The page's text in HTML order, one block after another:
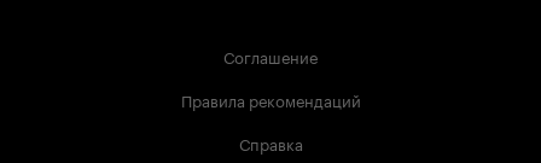
Соглашение
Правила рекомендаций
Справка